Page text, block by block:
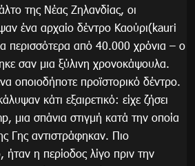
της Νέας Ζηλανδίας, οι
ένα αρχαίο δέντρο Καούρι(kauri
περισσότερα από 40.000 χρόνια – ο
σαν μια ξύλινη χρονοκάψουλα.
οποιοδήποτε προϊστορικό δέντρο.
κάτι εξαιρετικό: είχε ζήσει
μια σπάνια στιγμή κατά την οποία
Γης αντιστράφηκαν. Πιο
η περίοδος λίγο πριν την